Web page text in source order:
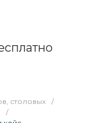
бюджет
столовых
/
/